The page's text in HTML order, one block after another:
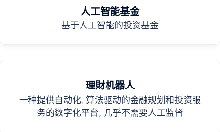
人工智能基金​
基于人工智能的投资基金
理財机器人​
一种提供自动化, 算法驱动的金融规划和投资服
务的数字化平台, 几乎不需要人工监督